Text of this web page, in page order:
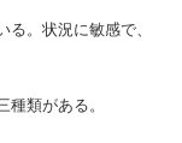
。状況に敏感で、
類がある。